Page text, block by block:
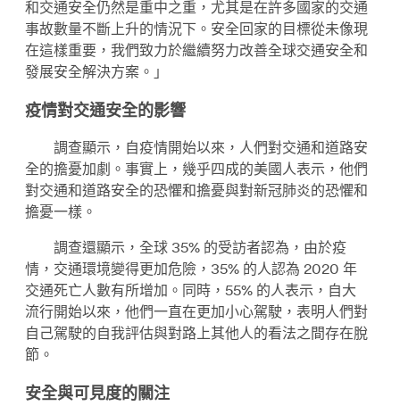
和交通安全仍然是重中之重，尤其是在許多國家的交通
事故數量不斷上升的情況下。安全回家的目標從未像現
在這樣重要，我們致力於繼續努力改善全球交通安全和
發展安全解決方案。」
疫情對交通安全的影響
調查顯示，自疫情開始以來，人們對交通和道路安
全的擔憂加劇。事實上，幾乎四成的美國人表示，他們
對交通和道路安全的恐懼和擔憂與對新冠肺炎的恐懼和
擔憂一樣。
調查還顯示，全球 35% 的受訪者認為，由於疫
情，交通環境變得更加危險，35% 的人認為 2020 年
交通死亡人數有所增加。同時，55% 的人表示，自大
流行開始以來，他們一直在更加小心駕駛，表明人們對
自己駕駛的自我評估與對路上其他人的看法之間存在脫
節。
安全與可見度的關注